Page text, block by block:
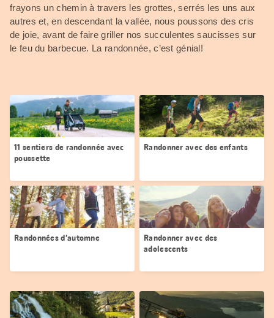
frayons un chemin à travers les grottes, serrés les uns aux
autres et, en descendant la vallée, nous poussons des cris
de joie, avant de faire griller nos succulentes saucisses sur
le feu du barbecue. La randonnée, c’est génial!
11 sentiers de randonnée avec
poussette
Randonner avec des enfants
Randonnées d’automne
Randonner avec des
adolescents